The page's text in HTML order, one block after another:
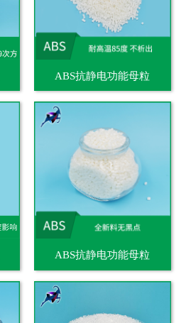
ABS抗静电功能母粒
ABS抗静电功能母粒